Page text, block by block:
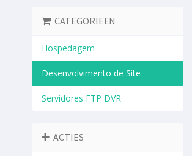
CATEGORIEËN
Hospedagem
Desenvolvimento de Site
Servidores FTP DVR
ACTIES